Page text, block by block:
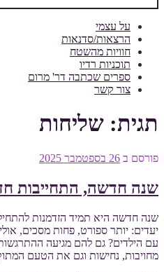
על עצמי
הרצאות/סדנאות
חוויות מהשטח
תוכניות רדיו
ספרים שכתבה דר' מרום
צור קשר
תגית: שליחות
פורסם ב 26 בספטמבר 2025
שנה חדשה, התחייבות
שנה חדשה היא תמיד הזדמנות
יעדים: יותר ספורט, פחות מסכים,
עם הילדים? גם להם מגיעה
מחויבות, נחישות וגם את הטעם